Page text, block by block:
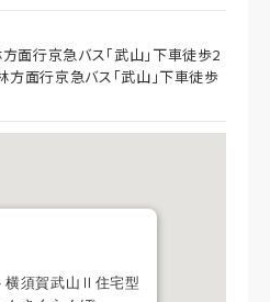
行京急バス「武山」下車徒歩2
面行京急バス「武山」下車徒歩
横須賀武山Ⅱ住宅型